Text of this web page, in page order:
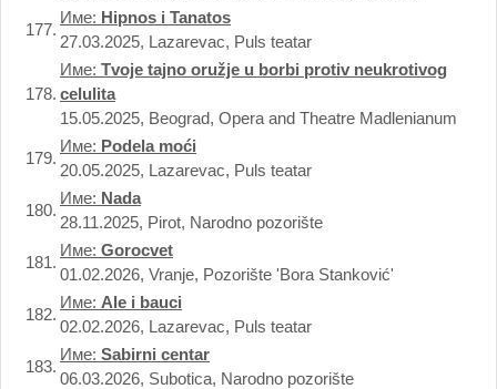
177.
Име: Hipnos i Tanatos
27.03.2025, Lazarevac, Puls teatar
178.
Име: Tvoje tajno oružje u borbi protiv neukrotivog
celulita
15.05.2025, Beograd, Opera and Theatre Madlenianum
179.
Име: Podela moći
20.05.2025, Lazarevac, Puls teatar
180.
Име: Nada
28.11.2025, Pirot, Narodno pozorište
181.
Име: Gorocvet
01.02.2026, Vranje, Pozorište 'Bora Stanković'
182.
Име: Ale i bauci
02.02.2026, Lazarevac, Puls teatar
183.
Име: Sabirni centar
06.03.2026, Subotica, Narodno pozorište